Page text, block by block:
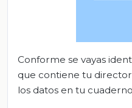
Conforme se vayas
que contiene tu
los datos en tu